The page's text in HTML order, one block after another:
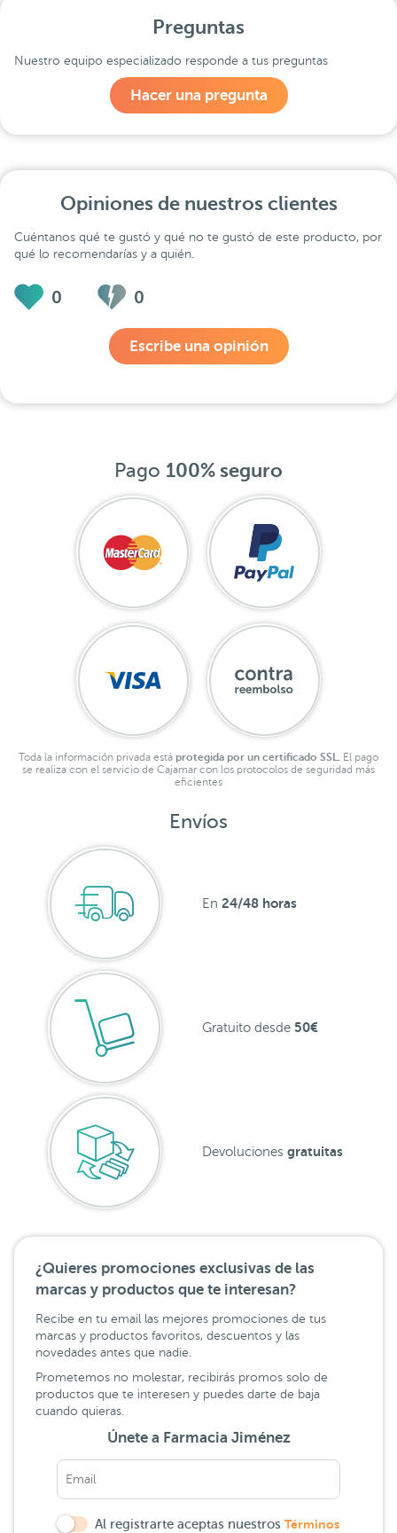
Preguntas
Nuestro equipo especializado responde a tus preguntas
Hacer una pregunta
Opiniones de nuestros clientes
Cuéntanos qué te gustó y qué no te gustó de este producto, por
qué lo recomendarías y a quién.
0 0
Escribe una opinión
Pago 100% seguro
Toda la información privada está protegida por un certificado SSL. El pago
se realiza con el servicio de Cajamar con los protocolos de seguridad más
eficientes
Envíos
En 24/48 horas
Gratuito desde 50€
Devoluciones gratuitas
¿Quieres promociones exclusivas de las
marcas y productos que te interesan?
Recibe en tu email las mejores promociones de tus
marcas y productos favoritos, descuentos y las
novedades antes que nadie.
Prometemos no molestar, recibirás promos solo de
productos que te interesen y puedes darte de baja
cuando quieras.
Únete a Farmacia Jiménez
Al registrarte aceptas nuestros Términos